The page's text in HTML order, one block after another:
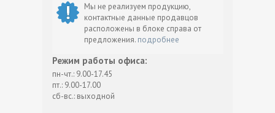
Мы не реализуем продукцию,
контактные данные продавцов
расположены в блоке справа от
предложения. подробнее
Режим работы офиса:
пн-чт.: 9.00-17.45
пт.: 9.00-17.00
сб-вс.: выходной